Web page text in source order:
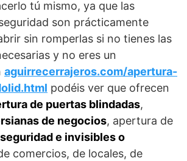
tú mismo, ya que las
son prácticamente
sin romperlas si no tienes las
y no eres un
aguirrecerrajeros.com/apertura-
podéis ver que ofrecen
de puertas blindadas,
de negocios, apertura de
e invisibles o
comercios, de locales, de